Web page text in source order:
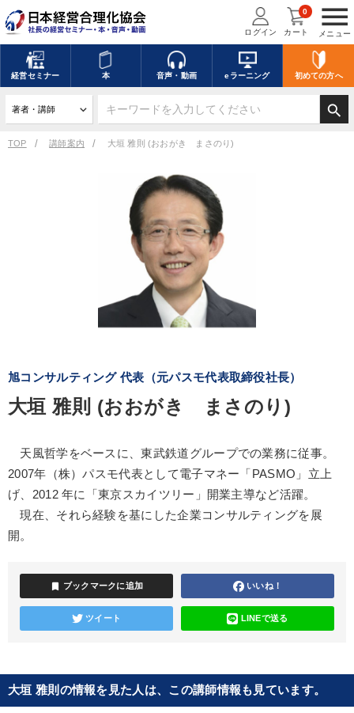
menu
メニュー
ログイン カート
0
経営セミナー 本 音声・動画 eラーニング 初めての方へ
search
TOP 講師案内 大垣 雅則 (おおがき まさのり)
旭コンサルティング 代表（元パスモ代表取締役社長）
大垣 雅則 (おおがき まさのり)
天風哲学をベースに、東武鉄道グループでの業務に従事。
2007年（株）パスモ代表として電子マネー「PASMO」立上
げ、2012 年に「東京スカイツリー」開業主導など活躍。
現在、それら経験を基にした企業コンサルティングを展
開。
bookmark ブックマークに追加 いいね！
ツイート LINEで送る
大垣 雅則の情報を見た人は、この講師情報も見ています。